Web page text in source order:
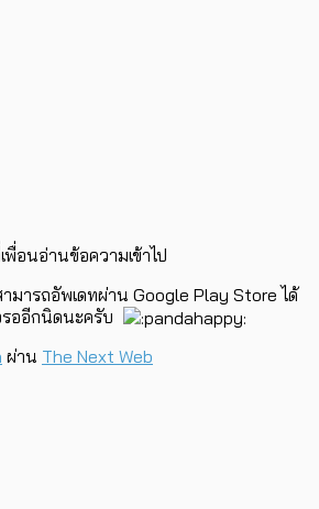
พื่อนอ่านข้อความเข้าไป
มารถอัพเดทผ่าน Google Play Store ได้
ออีกนิดนะครับ
ผ่าน The Next Web